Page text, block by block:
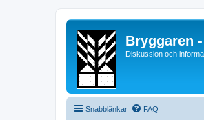
Bryggaren
Diskussion och
Snabblänkar FAQ